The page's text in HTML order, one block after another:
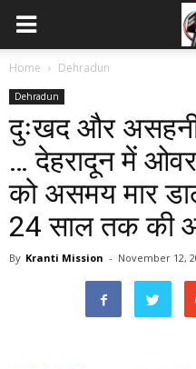
Home Dehradun
Dehradun
दुःखद और
… देहरादून में
को असमय मार
24 साल तक की
By Kranti Mission - November 12,